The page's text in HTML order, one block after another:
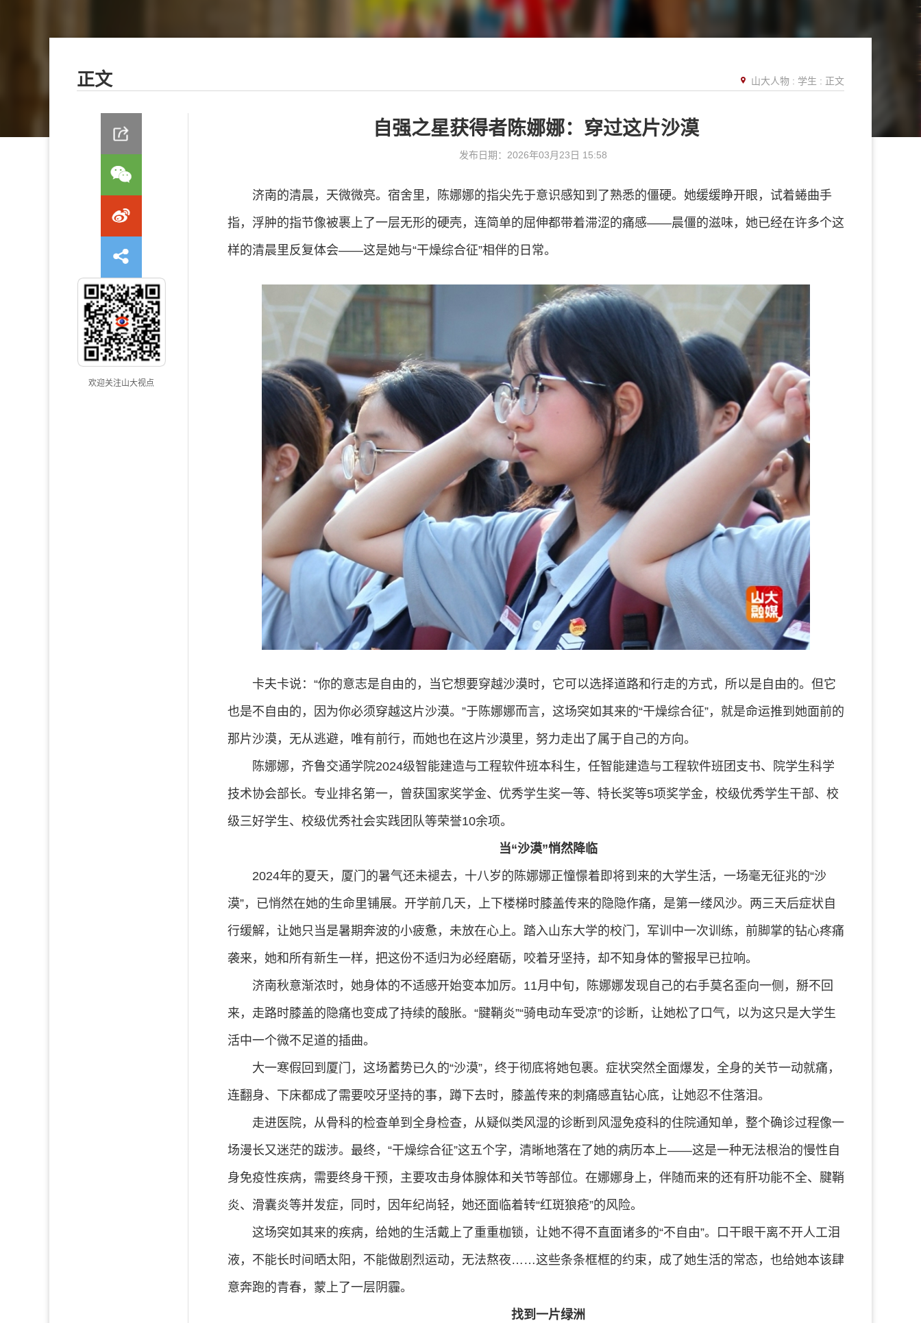
正文 山大人物 : 学生 : 正文
欢迎关注山大视点
自强之星获得者陈娜娜：穿过这片沙漠
发布日期：2026年03月23日 15:58
济南的清晨，天微微亮。宿舍里，陈娜娜的指尖先于意识感知到了熟悉的僵硬。她缓缓睁开眼，试着蜷曲手
指，浮肿的指节像被裹上了一层无形的硬壳，连简单的屈伸都带着滞涩的痛感——晨僵的滋味，她已经在许多个这
样的清晨里反复体会——这是她与“干燥综合征”相伴的日常。
卡夫卡说：“你的意志是自由的，当它想要穿越沙漠时，它可以选择道路和行走的方式，所以是自由的。但它
也是不自由的，因为你必须穿越这片沙漠。”于陈娜娜而言，这场突如其来的“干燥综合征”，就是命运推到她面前的
那片沙漠，无从逃避，唯有前行，而她也在这片沙漠里，努力走出了属于自己的方向。
陈娜娜，齐鲁交通学院2024级智能建造与工程软件班本科生，任智能建造与工程软件班团支书、院学生科学
技术协会部长。专业排名第一，曾获国家奖学金、优秀学生奖一等、特长奖等5项奖学金，校级优秀学生干部、校
级三好学生、校级优秀社会实践团队等荣誉10余项。
当“沙漠”悄然降临
2024年的夏天，厦门的暑气还未褪去，十八岁的陈娜娜正憧憬着即将到来的大学生活，一场毫无征兆的“沙
漠”，已悄然在她的生命里铺展。开学前几天，上下楼梯时膝盖传来的隐隐作痛，是第一缕风沙。两三天后症状自
行缓解，让她只当是暑期奔波的小疲惫，未放在心上。踏入山东大学的校门，军训中一次训练，前脚掌的钻心疼痛
袭来，她和所有新生一样，把这份不适归为必经磨砺，咬着牙坚持，却不知身体的警报早已拉响。
济南秋意渐浓时，她身体的不适感开始变本加厉。11月中旬，陈娜娜发现自己的右手莫名歪向一侧，掰不回
来，走路时膝盖的隐痛也变成了持续的酸胀。“腱鞘炎”“骑电动车受凉”的诊断，让她松了口气，以为这只是大学生
活中一个微不足道的插曲。
大一寒假回到厦门，这场蓄势已久的“沙漠”，终于彻底将她包裹。症状突然全面爆发，全身的关节一动就痛，
连翻身、下床都成了需要咬牙坚持的事，蹲下去时，膝盖传来的刺痛感直钻心底，让她忍不住落泪。
走进医院，从骨科的检查单到全身检查，从疑似类风湿的诊断到风湿免疫科的住院通知单，整个确诊过程像一
场漫长又迷茫的跋涉。最终，“干燥综合征”这五个字，清晰地落在了她的病历本上——这是一种无法根治的慢性自
身免疫性疾病，需要终身干预，主要攻击身体腺体和关节等部位。在娜娜身上，伴随而来的还有肝功能不全、腱鞘
炎、滑囊炎等并发症，同时，因年纪尚轻，她还面临着转“红斑狼疮”的风险。
这场突如其来的疾病，给她的生活戴上了重重枷锁，让她不得不直面诸多的“不自由”。口干眼干离不开人工泪
液，不能长时间晒太阳，不能做剧烈运动，无法熬夜……这些条条框框的约束，成了她生活的常态，也给她本该肆
意奔跑的青春，蒙上了一层阴霾。
找到一片绿洲